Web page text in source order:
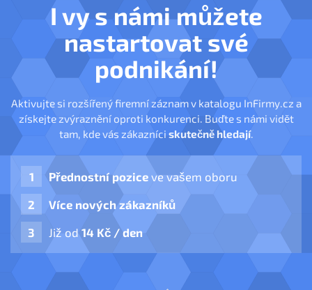
I vy s námi můžete
nastartovat své
podnikání!
Aktivujte si rozšířený firemní záznam v katalogu InFirmy.cz a
získejte zvýraznění oproti konkurenci. Buďte s námi vidět
tam, kde vás zákazníci skutečně hledají.
Přednostní pozice ve vašem oboru
Více nových zákazníků
Již od14 Kč / den